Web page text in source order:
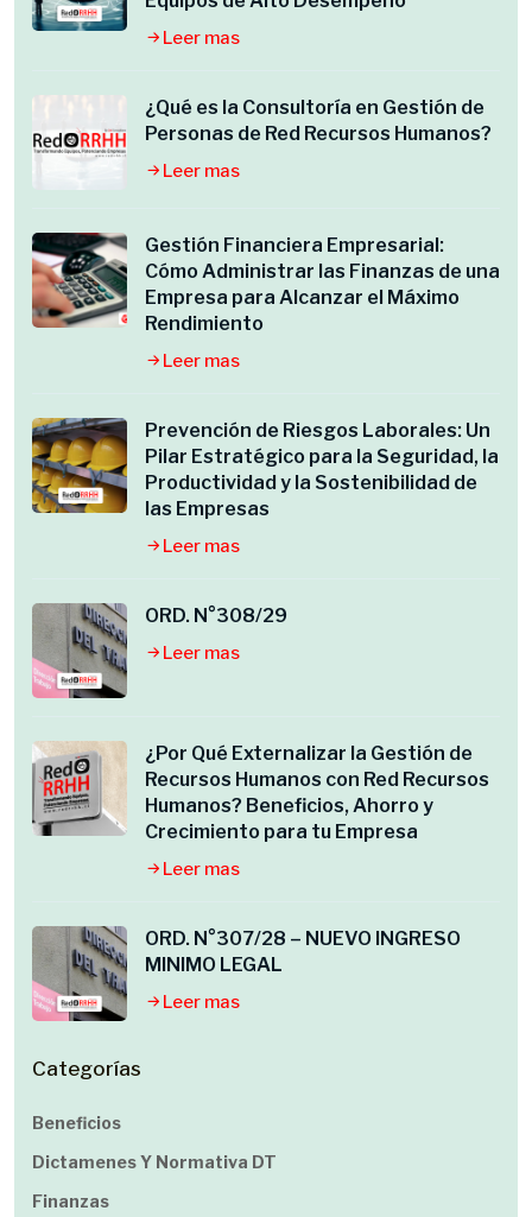
Leer mas
¿Qué es la Consultoría en Gestión de
Personas de Red Recursos Humanos?
Leer mas
Gestión Financiera Empresarial:
Cómo Administrar las Finanzas de una
Empresa para Alcanzar el Máximo
Rendimiento
Leer mas
Prevención de Riesgos Laborales: Un
Pilar Estratégico para la Seguridad, la
Productividad y la Sostenibilidad de
las Empresas
Leer mas
ORD. N°308/29
Leer mas
¿Por Qué Externalizar la Gestión de
Recursos Humanos con Red Recursos
Humanos? Beneficios, Ahorro y
Crecimiento para tu Empresa
Leer mas
ORD. N°307/28 – NUEVO INGRESO
MINIMO LEGAL
Leer mas
Categorías
Beneficios
Dictamenes Y Normativa DT
Finanzas